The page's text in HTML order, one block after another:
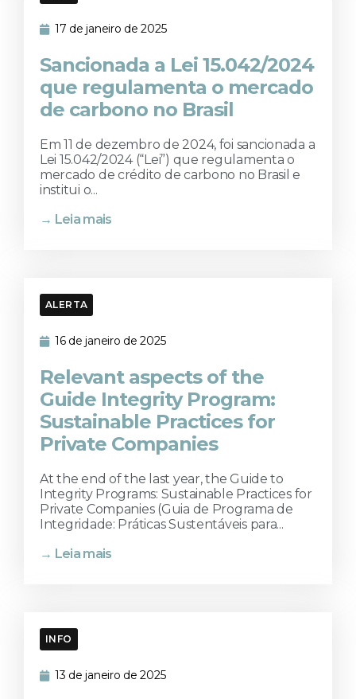
17 de janeiro de 2025
Sancionada a Lei 15.042/2024
que regulamenta o mercado
de carbono no Brasil
Em 11 de dezembro de 2024, foi sancionada a
Lei 15.042/2024 (“Lei”) que regulamenta o
mercado de crédito de carbono no Brasil e
institui o...
→ Leia mais
ALERTA
16 de janeiro de 2025
Relevant aspects of the
Guide Integrity Program:
Sustainable Practices for
Private Companies
At the end of the last year, the Guide to
Integrity Programs: Sustainable Practices for
Private Companies (Guia de Programa de
Integridade: Práticas Sustentáveis para...
→ Leia mais
INFO
13 de janeiro de 2025